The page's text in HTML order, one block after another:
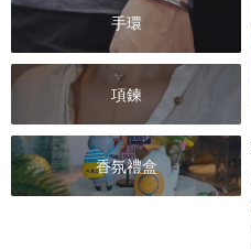
手環
項鍊
香氛禮盒